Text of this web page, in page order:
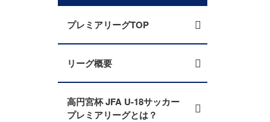
プレミアリーグTOP
リーグ概要
高円宮杯 JFA U-18サッカー
プレミアリーグとは？